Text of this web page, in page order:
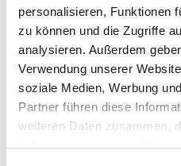
personalisieren, Funktionen
zu können und die Zugriffe
analysieren. Außerdem
Verwendung unserer
soziale Medien, Werbung
Partner führen diese
weiteren Daten zusammen,